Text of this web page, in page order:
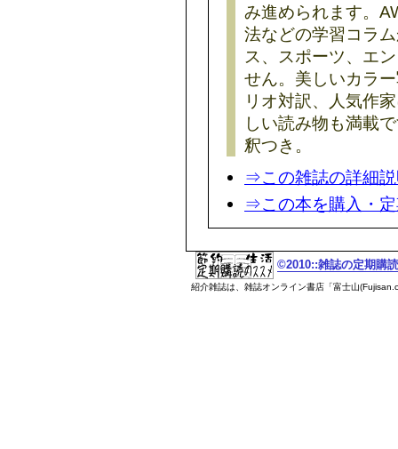
み進められます。
法などの学習コラ
ス、スポーツ、エ
せん。美しいカラ
リオ対訳、人気作
しい読み物も満載
釈つき。
⇒この雑誌の詳細
⇒この本を購入・
©2010::雑誌の定期購
紹介雑誌は、雑誌オンライン書店「富士山